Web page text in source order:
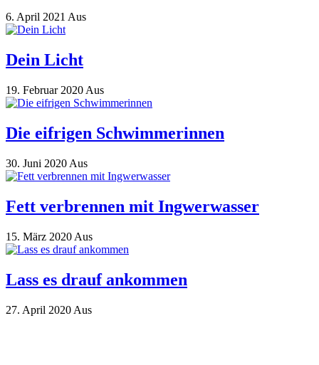
6. April 2021 Aus
Dein Licht
19. Februar 2020 Aus
Die eifrigen Schwimmerinnen
30. Juni 2020 Aus
Fett verbrennen mit Ingwerwasser
15. März 2020 Aus
Lass es drauf ankommen
27. April 2020 Aus